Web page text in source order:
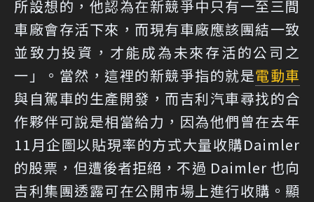
所設想的，他認為在新競爭中只有一至三間
車廠會存活下來，而現有車廠應該團結一致
並致力投資，才能成為未來存活的公司之
一」。當然，這裡的新競爭指的就是電動車
與自駕車的生產開發，而吉利汽車尋找的合
作夥伴可說是相當給力，因為他們曾在去年
11月企圖以貼現率的方式大量收購Daimler
的股票，但遭後者拒絕，不過 Daimler 也向
吉利集團透露可在公開市場上進行收購。顯